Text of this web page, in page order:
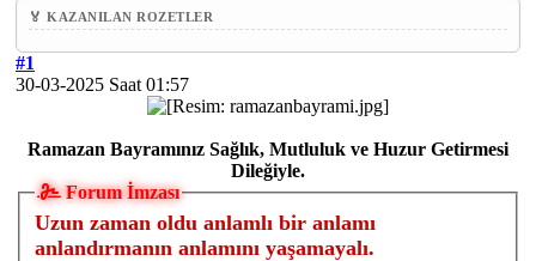
🏅 KAZANILAN ROZETLER
#1
30-03-2025 Saat 01:57
Ramazan Bayramınız Sağlık, Mutluluk ve Huzur Getirmesi
Dileğiyle.
Forum İmzası
Uzun zaman oldu anlamlı bir anlamı
anlandırmanın anlamını yaşamayalı.